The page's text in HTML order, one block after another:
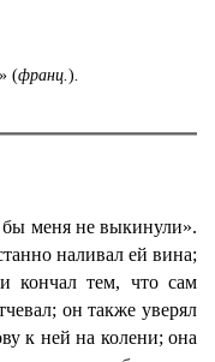
(франц. )
бы меня не выкинули».
наливал ей вина;
кончал тем, что сам
он также уверял
к ней на колени; она